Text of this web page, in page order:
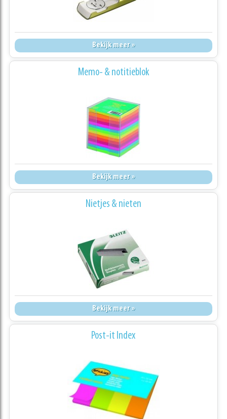
Bekijk meer »
Memo- & notitieblok
Bekijk meer »
Nietjes & nieten
Bekijk meer »
Post-it Index